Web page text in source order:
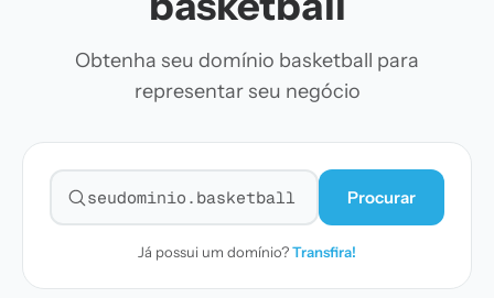
Obtenha seu domínio basketball para
representar seu negócio
Pesquisar domínio
Procurar
Já possui um domínio?Transfira!